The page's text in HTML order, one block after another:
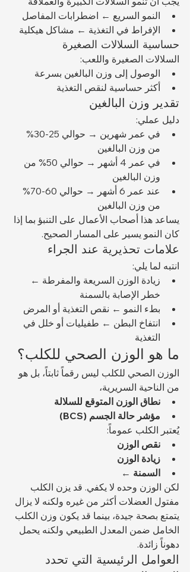
النمو السريع ← اضطرابات المفاصل
الإفراط في التغذية ← مشاكل هيكلية
حساسية السلالات الصغيرة
السلالات الصغيرة واللعب:
الوصول إلى وزن البالغين بسرعة
أكثر حساسية لنقص التغذية
تقدير وزن البالغين
دليل عملي:
في عمر شهرين → حوالي 25-30%
من وزن البالغين
في عمر 4 أشهر → حوالي 50% من
وزن البالغين
عند عمر 6 أشهر → حوالي 60-70%
من وزن البالغين
يساعد هذا أصحاب الأعمال على التنبؤ بما إذا
كان النمو يسير على المسار الصحيح.
علامات تحذيرية عند الجراء
انتبه لما يلي:
زيادة الوزن السريعة والمفرطة ←
خطر الإصابة بالسمنة
بطء النمو ← نقص التغذية أو المرض
انتفاخ البطن ← طفيليات أو خلل في
التغذية
ما هو الوزن الصحي للكلب؟
الوزن الصحي للكلب ليس رقماً ثابتاً، بل هو
من الناحية السريرية،
نطاق الوزن المتوقع للسلالة
مؤشر حالة الجسم (BCS)
يُعتبر الكلب عموماً:
نقص الوزن
زيادة الوزن
السمنة ←
لكن الوزن وحده لا يكفي. قد يزن الكلب
مفتول العضلات أكثر من غيره ولكنه لا يزال
يتمتع بصحة جيدة، بينما قد يكون وزن الكلب
الخامل ضمن المعدل الطبيعي ولكنه يحمل
دهوناً زائدة.
العوامل الرئيسية التي تحدد